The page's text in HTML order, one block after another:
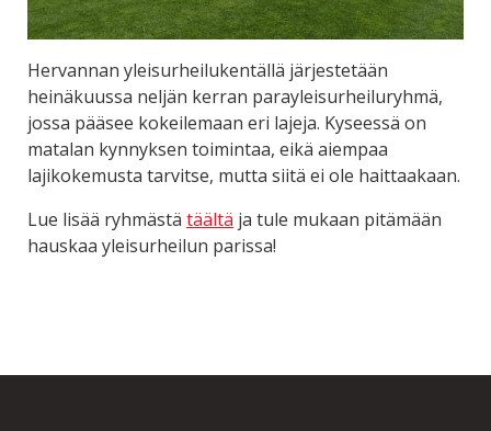
Hervannan yleisurheilukentällä järjestetään
heinäkuussa neljän kerran parayleisurheiluryhmä,
jossa pääsee kokeilemaan eri lajeja. Kyseessä on
matalan kynnyksen toimintaa, eikä aiempaa
lajikokemusta tarvitse, mutta siitä ei ole haittaakaan.
Lue lisää ryhmästä täältä ja tule mukaan pitämään
hauskaa yleisurheilun parissa!